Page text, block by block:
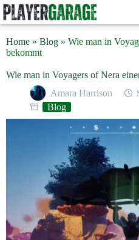
Zum
Inhalt
springen
Home » Blog » Wie man in
bekommt
Wie man in Voyagers of Nera
Amara Harrison
Blog